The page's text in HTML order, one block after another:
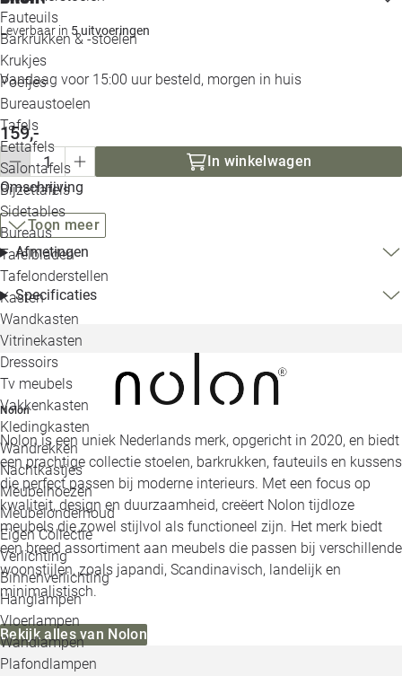
Fauteuils
Barkrukken & -stoelen
Krukjes
Poefjes
Bureaustoelen
Tafels
Eettafels
Salontafels
Bijzettafels
Sidetables
Bureaus
Tafelbladen
Tafelonderstellen
Kasten
Wandkasten
Vitrinekasten
Dressoirs
Tv meubels
Vakkenkasten
Kledingkasten
Wandrekken
Nachtkastjes
Meubelhoezen
Meubelonderhoud
Eigen Collectie
Verlichting
Binnenverlichting
Hanglampen
Vloerlampen
Wandlampen
Plafondlampen
Leverbaar in 5 uitvoeringen
Vandaag voor 15:00 uur besteld, morgen in huis
159,-
In winkelwagen
Omschrijving
Toon meer
Afmetingen
Specificaties
Nolon
Nolon is een uniek Nederlands merk, opgericht in 2020, en biedt
een prachtige collectie stoelen, barkrukken, fauteuils en kussens
die perfect passen bij moderne interieurs. Met een focus op
kwaliteit, design en duurzaamheid, creëert Nolon tijdloze
meubels die zowel stijlvol als functioneel zijn. Het merk biedt
een breed assortiment aan meubels die passen bij verschillende
woonstijlen, zoals japandi, Scandinavisch, landelijk en
minimalistisch.
Bekijk alles van Nolon